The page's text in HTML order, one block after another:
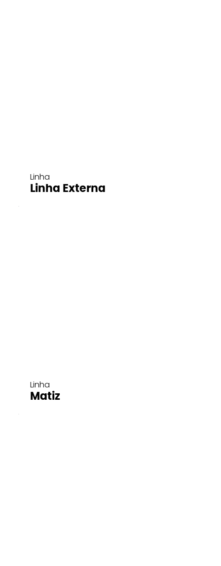
Linha
Linha Externa
Linha
Matiz